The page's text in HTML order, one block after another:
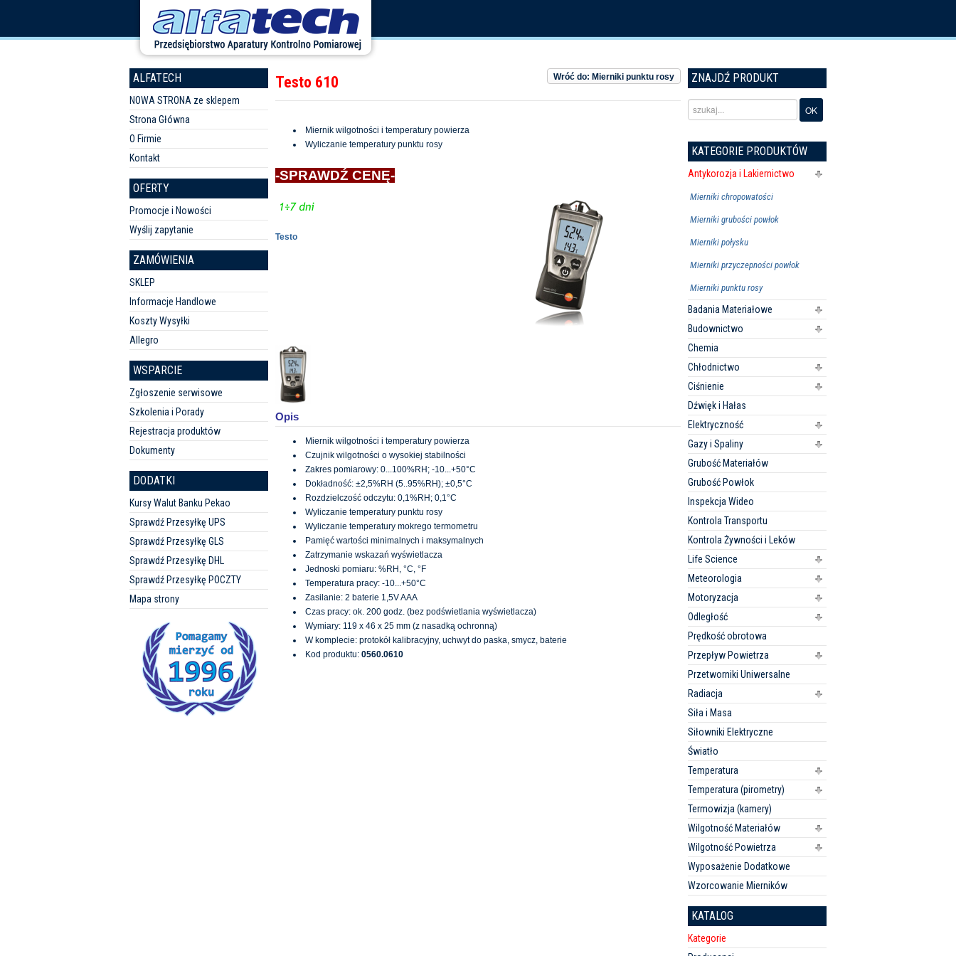
ALFATECH
NOWA STRONA ze sklepem
Strona Główna
O Firmie
Kontakt
OFERTY
Promocje i Nowości
Wyślij zapytanie
ZAMÓWIENIA
SKLEP
Informacje Handlowe
Koszty Wysyłki
Allegro
WSPARCIE
Zgłoszenie serwisowe
Szkolenia i Porady
Rejestracja produktów
Dokumenty
DODATKI
Kursy Walut Banku Pekao
Sprawdź Przesyłkę UPS
Sprawdź Przesyłkę GLS
Sprawdź Przesyłkę DHL
Sprawdź Przesyłkę POCZTY
Mapa strony
Wróć do: Mierniki punktu rosy
Testo 610
Miernik wilgotności i temperatury powierza
Wyliczanie temperatury punktu rosy
-SPRAWDŹ CENĘ-
Testo
Opis
Miernik wilgotności i temperatury powierza
Czujnik wilgotności o wysokiej stabilności
Zakres pomiarowy: 0...100%RH; -10...+50°C
Dokładność: ±2,5%RH (5..95%RH); ±0,5°C
Rozdzielczość odczytu: 0,1%RH; 0,1°C
Wyliczanie temperatury punktu rosy
Wyliczanie temperatury mokrego termometru
Pamięć wartości minimalnych i maksymalnych
Zatrzymanie wskazań wyświetlacza
Jednoski pomiaru: %RH, °C, °F
Temperatura pracy: -10...+50°C
Zasilanie: 2 baterie 1,5V AAA
Czas pracy: ok. 200 godz. (bez podświetlania wyświetlacza)
Wymiary: 119 x 46 x 25 mm (z nasadką ochronną)
W komplecie: protokół kalibracyjny, uchwyt do paska, smycz, baterie
Kod produktu: 0560.0610
ZNAJDŹ PRODUKT
KATEGORIE PRODUKTÓW
Antykorozja i Lakiernictwo
Mierniki chropowatości
Mierniki grubości powłok
Mierniki połysku
Mierniki przyczepności powłok
Mierniki punktu rosy
Badania Materiałowe
Budownictwo
Chemia
Chłodnictwo
Ciśnienie
Dźwięk i Hałas
Elektryczność
Gazy i Spaliny
Grubość Materiałów
Grubość Powłok
Inspekcja Wideo
Kontrola Transportu
Kontrola Żywności i Leków
Life Science
Meteorologia
Motoryzacja
Odległość
Prędkość obrotowa
Przepływ Powietrza
Przetworniki Uniwersalne
Radiacja
Siła i Masa
Siłowniki Elektryczne
Światło
Temperatura
Temperatura (pirometry)
Termowizja (kamery)
Wilgotność Materiałów
Wilgotność Powietrza
Wyposażenie Dodatkowe
Wzorcowanie Mierników
KATALOG
Kategorie